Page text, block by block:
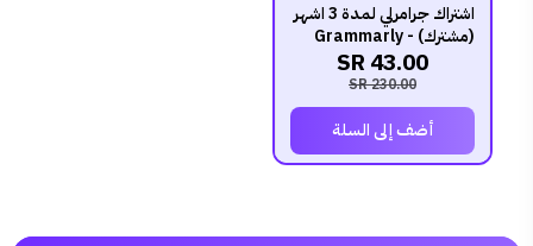
اشتراك جرامرلي لمدة 3 اشهر
(مشترك) - Grammarly
43.00 SR
230.00 SR
أضف إلى السلة